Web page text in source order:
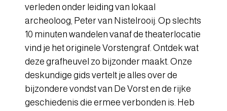
verleden onder leiding van lokaal
archeoloog, Peter van Nistelrooij. Op slechts
10 minuten wandelen vanaf de theaterlocatie
vind je het originele Vorstengraf. Ontdek wat
deze grafheuvel zo bijzonder maakt. Onze
deskundige gids vertelt je alles over de
bijzondere vondst van De Vorst en de rijke
geschiedenis die ermee verbonden is. Heb